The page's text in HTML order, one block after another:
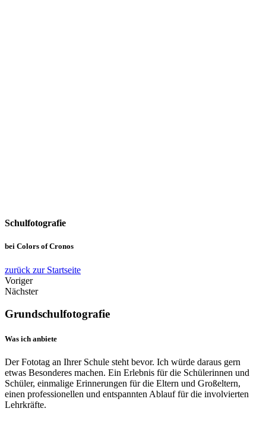
Schulfotografie
bei Colors of Cronos
zurück zur Startseite
Voriger
Nächster
Grundschulfotografie
Was ich anbiete
Der Fototag an Ihrer Schule steht bevor. Ich würde daraus gern
etwas Besonderes machen. Ein Erlebnis für die Schülerinnen und
Schüler, einmalige Erinnerungen für die Eltern und Großeltern,
einen professionellen und entspannten Ablauf für die involvierten
Lehrkräfte.